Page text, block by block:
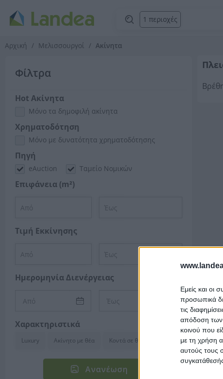
Εμείς και οι
προσωπικά
τις
απόδοση των
κοινού που
με τη χρήση
αυτούς τους
1 περιοχές
Αρχική Μελισσουργοί Ακίνητα
Φίλτρα
Hot Ακίνητα
Μόνο τα δημοφιλή ακίνητα
Χρηματοδότηση
Μόνο με δυνατότητα χρηματοδότησης
Πηγή
eAuction Ταμείο Νομικών
Επιφάνεια (m²)
Τιμή Εκκίνησης
Ημερομηνία Διενέργειας
Χαρακτηριστικά
Luxury Ακίνητο με θέα Κοντά σε θάλασσα
Ανανέωση